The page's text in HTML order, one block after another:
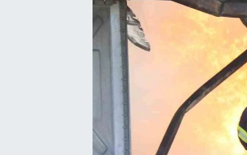
KÜLTÜR SANAT